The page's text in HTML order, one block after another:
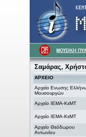
Σαμάρας,
ΑΡΧΕΙΟ
Αρχείο Ενωσης
Μουσουργών
Αρχείο ΙΕΜΑ-ΚεΜΤ
Αρχείο ΙΕΜΑ-ΚεΜΤ
Αρχείο Θεόδωρου
Αντωνίου